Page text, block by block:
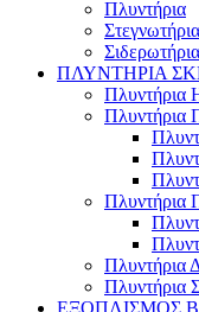
Πλυντήρια
Στεγνωτήρια
Σιδερωτήρια
ΠΛΥΝΤΗΡΙΑ
Πλυντήρια
Πλυντήρια
Πλυντήρια
Πλυντήρια
Πλυντήρια
ΕΞΟΠΛΙΣΜΟΣ